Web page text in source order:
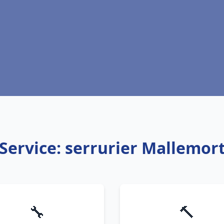
serrurier
🔧 🔨